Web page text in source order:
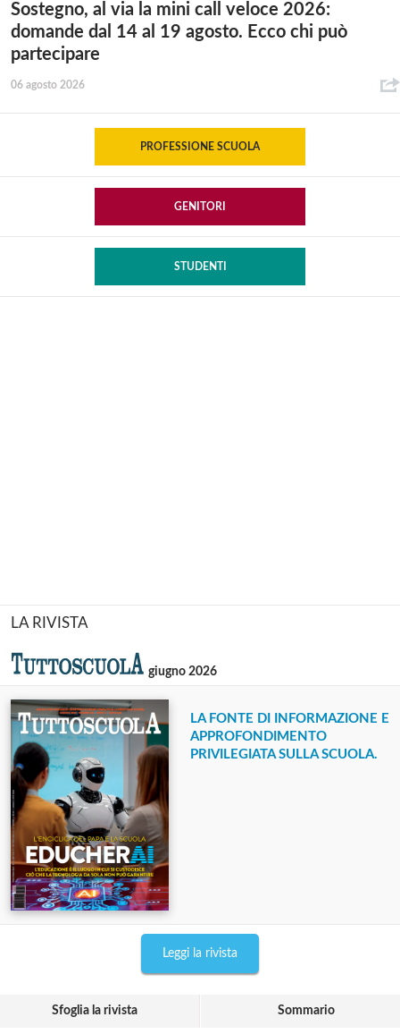
Sostegno, al via la mini call veloce 2026:
domande dal 14 al 19 agosto. Ecco chi può
partecipare
06 agosto 2026
PROFESSIONE SCUOLA
GENITORI
STUDENTI
LA RIVISTA
giugno 2026
LA FONTE DI INFORMAZIONE E
APPROFONDIMENTO
PRIVILEGIATA SULLA SCUOLA.
Leggi la rivista
Sfoglia la rivista Sommario